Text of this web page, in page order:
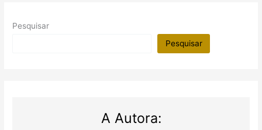
Pesquisar
Pesquisar
A Autora: